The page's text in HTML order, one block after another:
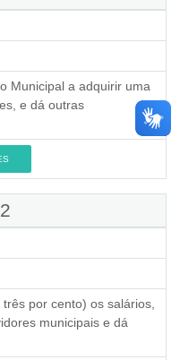
Municipal a adquirir uma
e dá outras
por cento) os salários,
municipais e dá